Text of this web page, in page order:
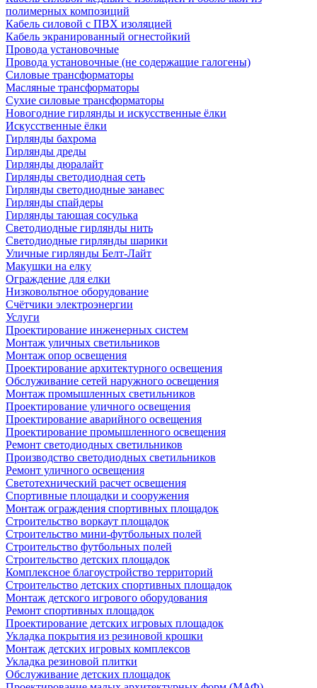
полимерных композиций
Кабель силовой с ПВХ изоляцией
Кабель экранированный огнестойкий
Провода установочные
Провода установочные (не содержащие галогены)
Силовые трансформаторы
Масляные трансформаторы
Сухие силовые трансформаторы
Новогодние гирлянды и искусственные ёлки
Искусственные ёлки
Гирлянды бахрома
Гирлянды дреды
Гирлянды дюралайт
Гирлянды светодиодная сеть
Гирлянды светодиодные занавес
Гирлянды спайдеры
Гирлянды тающая сосулька
Светодиодные гирлянды нить
Светодиодные гирлянды шарики
Уличные гирлянды Белт-Лайт
Макушки на елку
Ограждение для елки
Низковольтное оборудование
Счётчики электроэнергии
Услуги
Проектирование инженерных систем
Монтаж уличных светильников
Монтаж опор освещения
Проектирование архитектурного освещения
Обслуживание сетей наружного освещения
Монтаж промышленных светильников
Проектирование уличного освещения
Проектирование аварийного освещения
Проектирование промышленного освещения
Ремонт светодиодных светильников
Производство светодиодных светильников
Ремонт уличного освещения
Светотехнический расчет освещения
Спортивные площадки и сооружения
Монтаж ограждения спортивных площадок
Строительство воркаут площадок
Строительство мини-футбольных полей
Строительство футбольных полей
Строительство детских площадок
Комплексное благоустройство территорий
Строительство детских спортивных площадок
Монтаж детского игрового оборудования
Ремонт спортивных площадок
Проектирование детских игровых площадок
Укладка покрытия из резиновой крошки
Монтаж детских игровых комплексов
Укладка резиновой плитки
Обслуживание детских площадок